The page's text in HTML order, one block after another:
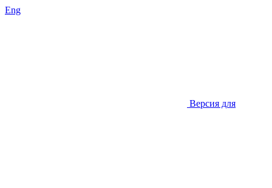
Eng
Версия для